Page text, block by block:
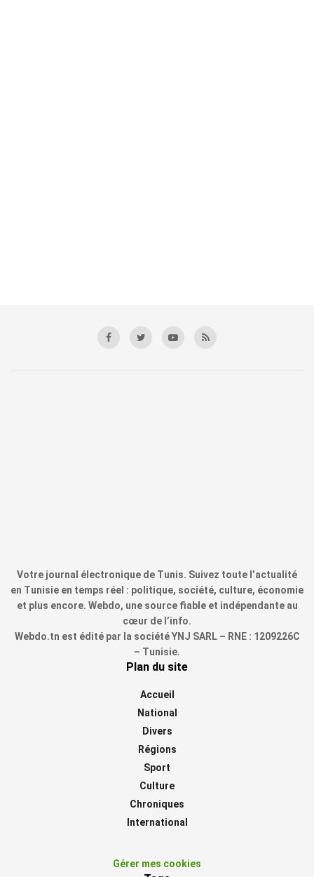
Votre journal électronique de Tunis. Suivez toute l’actualité
en Tunisie en temps réel : politique, société, culture, économie
et plus encore. Webdo, une source fiable et indépendante au
cœur de l’info.
Webdo.tn est édité par la société YNJ SARL – RNE : 1209226C
– Tunisie.
Plan du site
Accueil
National
Divers
Régions
Sport
Culture
Chroniques
International
Gérer mes cookies